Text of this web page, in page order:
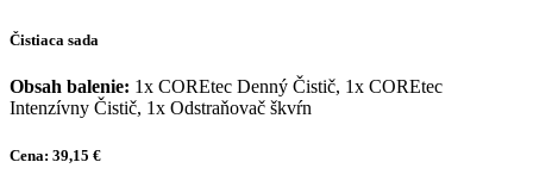
Čistiaca sada
Obsah balenie: 1x COREtec Denný Čistič, 1x COREtec
Intenzívny Čistič, 1x Odstraňovač škvŕn
Cena: 39,15 €